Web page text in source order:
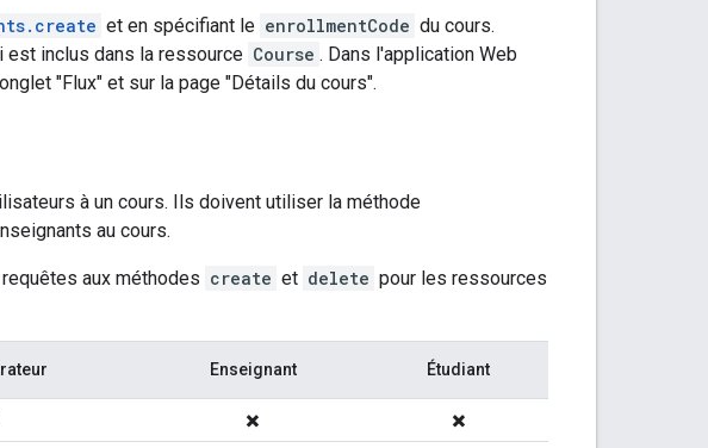
et en spécifiant le enrollmentCode du cours.
est inclus dans la ressource Course . Dans l'application Web
"Flux" et sur la page "Détails du cours".
à un cours. Ils doivent utiliser la méthode
au cours.
aux méthodes create et delete pour les ressources
Enseignant Étudiant
✖️ ✖️